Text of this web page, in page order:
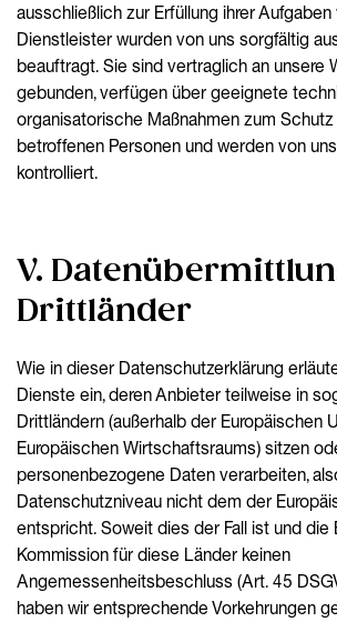
ausschließlich zur Erfüllung ihrer
Dienstleister wurden von uns sorgfältig
beauftragt. Sie sind vertraglich an unsere
gebunden, verfügen über geeignete
organisatorische Maßnahmen zum
betroffenen Personen und werden von
kontrolliert.
V.
Drittländer
Wie in dieser Datenschutzerklärung
Dienste ein, deren Anbieter teilweise in
Drittländern (außerhalb der Europäischen
Europäischen Wirtschaftsraums) sitzen
personenbezogene Daten verarbeiten,
Datenschutzniveau nicht dem der
entspricht. Soweit dies der Fall ist und die
Kommission für diese Länder keinen
Angemessenheitsbeschluss (Art. 45
haben wir entsprechende Vorkehrungen